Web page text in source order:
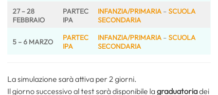
27 – 28
FEBBRAIO
PARTEC
IPA
INFANZIA/PRIMARIA – SCUOLA
SECONDARIA
5 – 6 MARZO
PARTEC
IPA
INFANZIA/PRIMARIA – SCUOLA
SECONDARIA
La simulazione sarà attiva per 2 giorni.
Il giorno successivo al test sarà disponibile lagraduatoriadei